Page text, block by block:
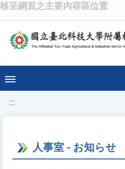
移至網頁之主要內容區位置
:::
人事室 - お知らせ